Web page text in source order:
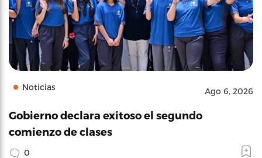
Noticias Ago 6, 2026
Gobierno declara exitoso el segundo
comienzo de clases
0